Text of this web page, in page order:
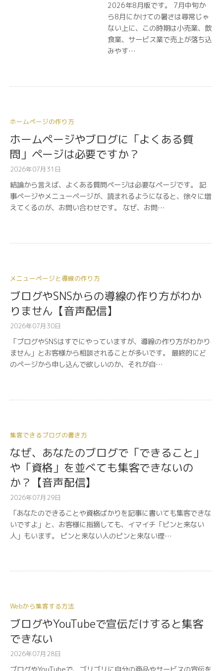
2026年8月版です。 7月中旬か
ら8月にかけての暑さは尋常じゃ
ない上に、この時期は小売業、飲
食業、サービス業で売上が落ち込
みやす…
ホームページの作り方
ホームページやブログに「よくある質
問」ページは必要ですか？
2026年07月31日
結論から言えば、よくある質問ページは必要なページです。 記
事ページやメニューページが、読まれるようになると、徐々に増
えてくるのが、お問い合わせです。 なぜ、お問…
メニューページと導線の作り方
ブログやSNSからの導線の作り方がわか
りません【音声配信】
2026年07月30日
「ブログやSNSはすでにやっていますが、導線の作り方がわかり
ません」とお客様から相談されることが多いです。 最終的にど
のページから申し込んで欲しいのか、それが自…
集客できるブログの書き方
なぜ、あなたのブログで「できること」
や「資格」を並べても集客できないの
か？【音声配信】
2026年07月29日
「あなたのできることや資格ばかりを記事に書いても集客できな
いですよ」と、お客様に指摘しても、イマイチ「ピンと来ない
人」もいます。 ピンと来ない人のピンと来ない理…
Webから集客する方法
ブログやYouTubeで宣伝だけすると集客
できない
2026年07月28日